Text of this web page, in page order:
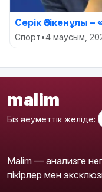
Серік Әбікенұлы
Спорт•4 маусым,
malim
Біз әлеуметтік желіде:
Malim — анализге
пікірлер мен